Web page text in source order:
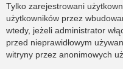
Tylko zarejestrowani
użytkowników przez
wtedy, jeżeli administrator
przed nieprawidłowym
witryny przez anonimowych